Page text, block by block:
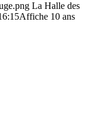
La Halle des
Affiche 10 ans